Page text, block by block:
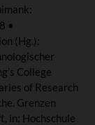
•
(Hg.):
College
of Research
Grenzen
in: Hochschule